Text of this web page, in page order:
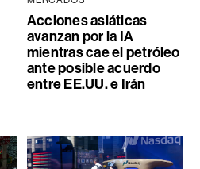
Acciones asiáticas
avanzan por la IA
mientras cae el petróleo
ante posible acuerdo
entre EE.UU. e Irán